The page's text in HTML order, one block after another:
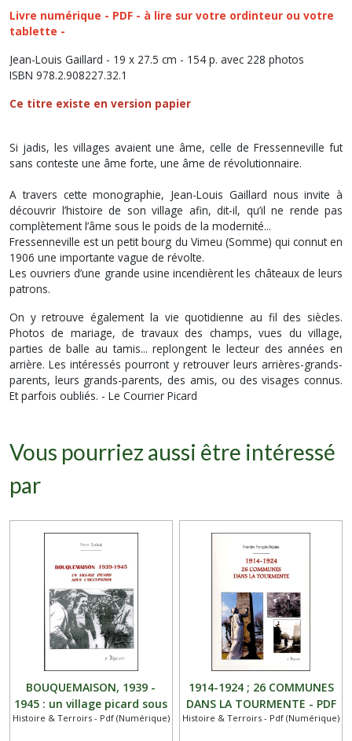
Livre numérique - PDF - à lire sur votre ordinteur ou votre
tablette -
Jean-Louis Gaillard - 19 x 27.5 cm - 154 p. avec 228 photos
ISBN 978.2.908227.32.1
Ce titre existe en version papier
Si jadis, les villages avaient une âme, celle de Fressenneville fut
sans conteste une âme forte, une âme de révolutionnaire.
A travers cette monographie, Jean-Louis Gaillard nous invite à
découvrir l’histoire de son village afin, dit-il, qu’il ne rende pas
complètement l’âme sous le poids de la modernité...
Fressenneville est un petit bourg du Vimeu (Somme) qui connut en
1906 une importante vague de révolte.
Les ouvriers d’une grande usine incendièrent les châteaux de leurs
patrons.
On y retrouve également la vie quotidienne au fil des siècles.
Photos de mariage, de travaux des champs, vues du village,
parties de balle au tamis... replongent le lecteur des années en
arrière. Les intéressés pourront y retrouver leurs arrières-grands-
parents, leurs grands-parents, des amis, ou des visages connus.
Et parfois oubliés. - Le Courrier Picard
Vous pourriez aussi être intéressé
par
BOUQUEMAISON, 1939 -
1945 : un village picard sous
l’occupation - PDF
Histoire & Terroirs - Pdf (Numérique)
1914-1924 ; 26 COMMUNES
DANS LA TOURMENTE - PDF
Histoire & Terroirs - Pdf (Numérique)